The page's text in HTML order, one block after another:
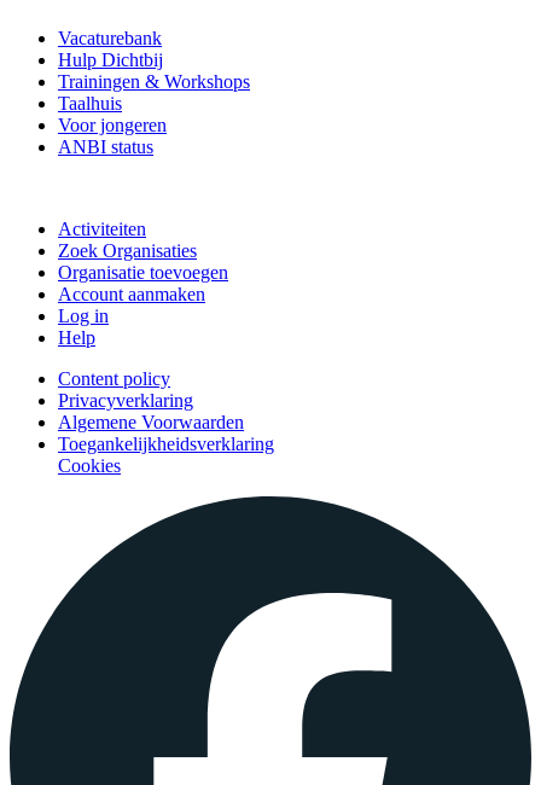
Vacaturebank
Hulp Dichtbij
Trainingen & Workshops
Taalhuis
Voor jongeren
ANBI status
Activiteiten
Zoek Organisaties
Organisatie toevoegen
Account aanmaken
Log in
Help
Content policy
Privacyverklaring
Algemene Voorwaarden
Toegankelijkheidsverklaring
Cookies